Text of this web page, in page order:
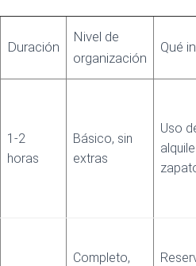
Duración
Nivel de
organización
Qué
1-2
horas
Básico, sin
extras
Uso
Completo,